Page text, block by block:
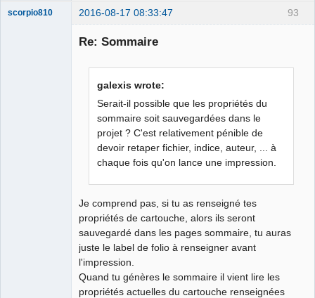
93
scorpio810 2016-08-17 08:33:47
Re: Sommaire
galexis wrote:
Serait-il possible que les propriétés du
sommaire soit sauvegardées dans le
projet ? C'est relativement pénible de
devoir retaper fichier, indice, auteur, ... à
chaque fois qu'on lance une impression.
Je comprend pas, si tu as renseigné tes
propriétés de cartouche, alors ils seront
sauvegardé dans les pages sommaire, tu auras
juste le label de folio à renseigner avant
l'impression.
Quand tu génères le sommaire il vient lire les
propriétés actuelles du cartouche renseignées